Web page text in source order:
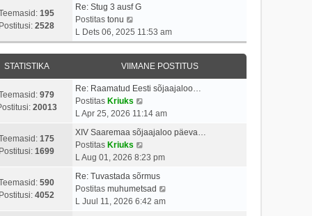
t
s
o
t
i
t
u
s
t
i
a
t
o
s
t
t
u
s
t
t
v
i
m
a
s
o
s
t
i
t
u
195
Postitusi: 2528
Re: Stug 3 ausf G
Postitas tonu
a
a
t
a
v
i
m
a
s
t
o
s
t
L Dets 06, 2025 11:53 am
STATISTIKA VIIMANE POSTITUS
979
20013
Re: Raamatud Eesti sõjaajaloo…
Postitas Kriuks
a
t
v
i
i
m
L Apr 25, 2026 11:14 am
175
Postitusi: 1699
XIV Saaremaa sõjaajaloo päeva…
Postitas Kriuks
a
t
a
v
L Aug 01, 2026 8:23 pm
590
Postitusi: 4052
Re: Tuvastada sõrmus
Postitas muhumetsad
L Juul 11, 2026 6:42 am